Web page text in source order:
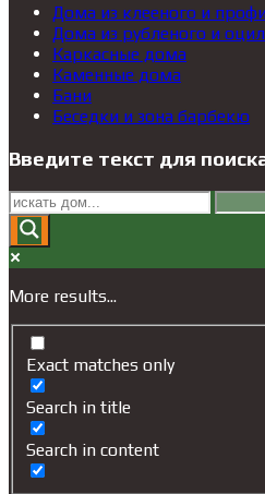
Дома из клееного и
Дома из рубленого и
Каркасные дома
Каменные дома
Бани
Беседки и зона барбекю
Введите текст для
More results...
Exact matches only
Search in title
Search in content